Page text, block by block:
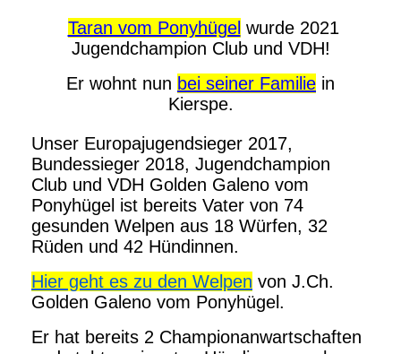
Taran vom Ponyhügel wurde 2021
Jugendchampion Club und VDH!
Er wohnt nun bei seiner Familie in
Kierspe.
Unser Europajugendsieger 2017,
Bundessieger 2018, Jugendchampion
Club und VDH Golden Galeno vom
Ponyhügel ist bereits Vater von 74
gesunden Welpen aus 18 Würfen, 32
Rüden und 42 Hündinnen.
Hier geht es zu den Welpen von J.Ch.
Golden Galeno vom Ponyhügel.
Er hat bereits 2 Championanwartschaften